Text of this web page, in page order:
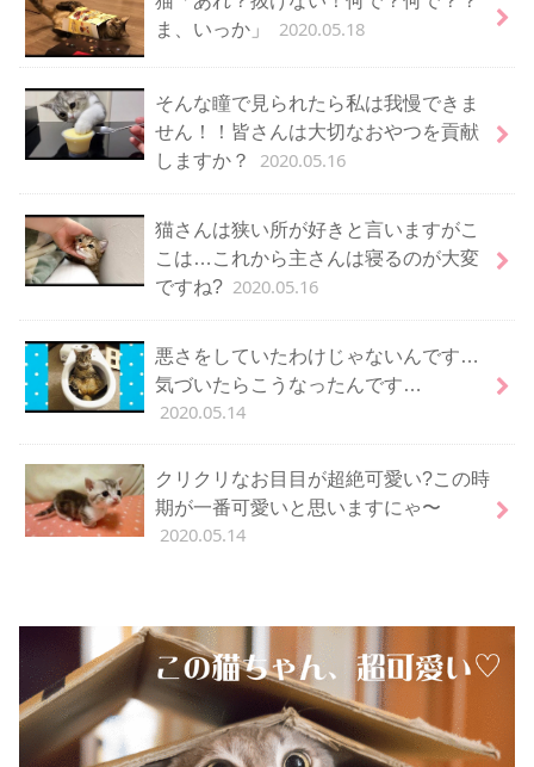
ま、いっか」
2020.05.18
そんな瞳で見られたら私は我慢できま
せん！！皆さんは大切なおやつを貢献
しますか？
2020.05.16
猫さんは狭い所が好きと言いますがこ
こは…これから主さんは寝るのが大変
ですね? 2020.05.16
悪さをしていたわけじゃないんです…
気づいたらこうなったんです…
2020.05.14
クリクリなお目目が超絶可愛い?この時
期が一番可愛いと思いますにゃ〜
2020.05.14